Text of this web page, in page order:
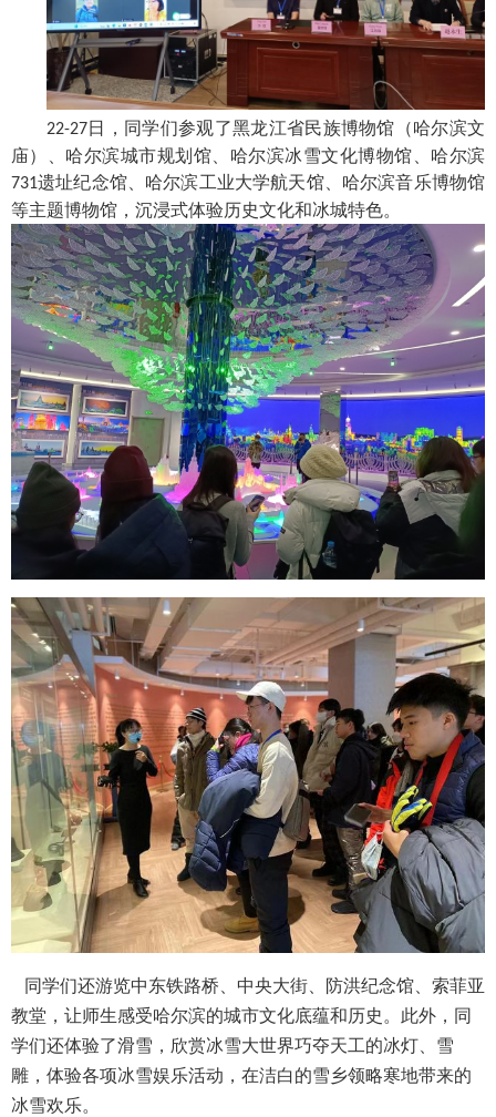
22-27日，同学们参观了黑龙江省民族博物馆（哈尔滨文
庙）、哈尔滨城市规划馆、哈尔滨冰雪文化博物馆、哈尔滨
731遗址纪念馆、哈尔滨工业大学航天馆、哈尔滨音乐博物馆
等主题博物馆，沉浸式体验历史文化和冰城特色。
同学们还游览中东铁路桥、中央大街、防洪纪念馆、索菲亚
教堂，让师生感受哈尔滨的城市文化底蕴和历史。此外，同
学们还体验了滑雪，欣赏冰雪大世界巧夺天工的冰灯、雪
雕，体验各项冰雪娱乐活动，在洁白的雪乡领略寒地带来的
冰雪欢乐。